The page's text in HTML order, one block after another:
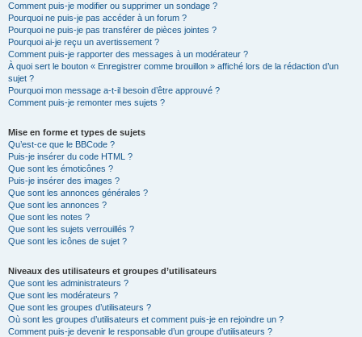
Comment puis-je modifier ou supprimer un sondage ?
Pourquoi ne puis-je pas accéder à un forum ?
Pourquoi ne puis-je pas transférer de pièces jointes ?
Pourquoi ai-je reçu un avertissement ?
Comment puis-je rapporter des messages à un modérateur ?
À quoi sert le bouton « Enregistrer comme brouillon » affiché lors de la rédaction d’un
sujet ?
Pourquoi mon message a-t-il besoin d’être approuvé ?
Comment puis-je remonter mes sujets ?
Mise en forme et types de sujets
Qu’est-ce que le BBCode ?
Puis-je insérer du code HTML ?
Que sont les émoticônes ?
Puis-je insérer des images ?
Que sont les annonces générales ?
Que sont les annonces ?
Que sont les notes ?
Que sont les sujets verrouillés ?
Que sont les icônes de sujet ?
Niveaux des utilisateurs et groupes d’utilisateurs
Que sont les administrateurs ?
Que sont les modérateurs ?
Que sont les groupes d’utilisateurs ?
Où sont les groupes d’utilisateurs et comment puis-je en rejoindre un ?
Comment puis-je devenir le responsable d’un groupe d’utilisateurs ?